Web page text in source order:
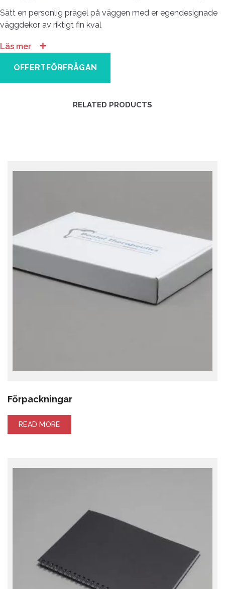
Sätt en personlig prägel på väggen med er egendesignade
väggdekor av riktigt fin kval
Läs mer ＋
OFFERTFÖRFRÅGAN
RELATED PRODUCTS
Förpackningar
READ MORE